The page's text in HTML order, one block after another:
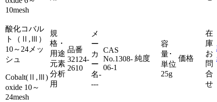
10mesh
酸化コバル
ト（Ⅱ,Ⅲ）
10～24メッ
シュ
Cobalt(Ⅱ,Ⅲ)
oxide 10～
24mesh
規
格・
用途
元素
分析
用
品番
32124-
2610
メ
ー
カ
ー
名-
---
CAS
No.1308-
06-1
純度
容
量･
単位
25g
価格
在
庫
お
問
合
せ